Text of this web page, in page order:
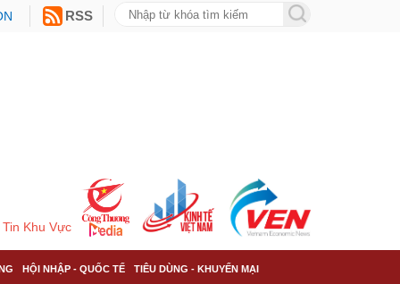
RSS
Tin Khu Vực
HỘI NHẬP - QUỐC TẾ TIÊU DÙNG - KHUYẾN MẠI